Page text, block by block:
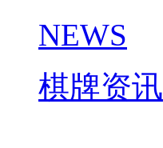
NEWS
棋牌资讯